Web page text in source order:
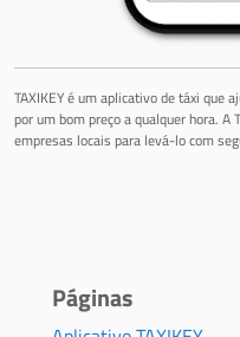
TAXIKEY é um aplicativo de táxi que
por um bom preço a qualquer hora. A
empresas locais para levá-lo com
Páginas